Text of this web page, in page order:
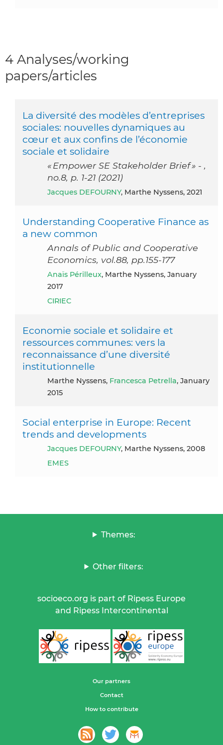
4 Analyses/working
papers/articles
La diversité des modèles d’entreprises
sociales: nouvelles dynamiques au
cœur et aux confins de l’économie
sociale et solidaire
« Empower SE Stakeholder Brief » - ,
no.8, p. 1-21 (2021)
Jacques DEFOURNY, Marthe Nyssens, 2021
Understanding Cooperative Finance as
a new common
Annals of Public and Cooperative
Economics, vol.88, pp.155-177
Anaïs Périlleux, Marthe Nyssens, January
2017
CIRIEC
Economie sociale et solidaire et
ressources communes: vers la
reconnaissance d’une diversité
institutionnelle
Marthe Nyssens, Francesca Petrella, January
2015
Social enterprise in Europe: Recent
trends and developments
Jacques DEFOURNY, Marthe Nyssens, 2008
EMES
Themes:
Other filters:
socioeco.org is part of Ripess Europe
and Ripess Intercontinental
Our partners
Contact
How to contribute